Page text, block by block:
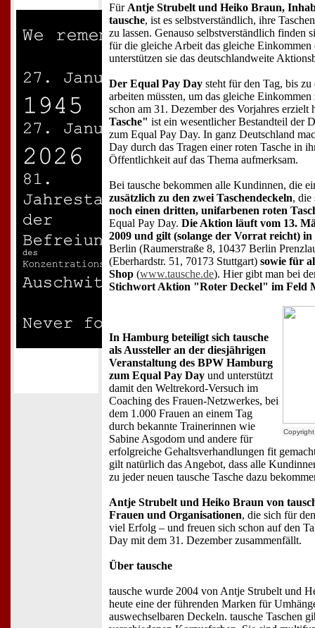
Für Antje Strubelt und Heiko Braun,
tausche, ist es selbstverständlich, ihre
zu lassen. Genauso selbstverständlich finden
für die gleiche Arbeit das gleiche Einkommen
unterstützen sie das deutschlandweite
Der Equal Pay Day steht für den Tag, bis
arbeiten müssten, um das gleiche
schon am 31. Dezember des Vorjahres erzielt
Tasche" ist ein wesentlicher Bestandteil der
zum Equal Pay Day. In ganz Deutschland
Day durch das Tragen einer roten Tasche in
Öffentlichkeit auf das Thema aufmerksam.
Bei tausche bekommen alle Kundinnen, die
zusätzlich zu den zwei Taschendeckeln, die
noch einen dritten, unifarbenen roten
Equal Pay Day. Die Aktion läuft vom 13.
2009 und gilt (solange der Vorrat reicht) in
Berlin (Raumerstraße 8, 10437 Berlin
(Eberhardstr. 51, 70173 Stuttgart) sowie für
Shop (www.tausche.de). Hier gibt man bei
Stichwort Aktion "Roter Deckel" im Feld
In Hamburg beteiligt sich tausche
als Aussteller an der diesjährigen
Veranstaltung des BPW Hamburg
zum Equal Pay Day und unterstützt
damit den Weltrekord-Versuch im
Coaching des Frauen-Netzwerkes, bei
dem 1.000 Frauen an einem Tag
durch bekannte Trainerinnen wie
Sabine Asgodom und andere für
erfolgreiche Gehaltsverhandlungen fit
gilt natürlich das Angebot, dass alle
zu jeder neuen tausche Tasche dazu
Antje Strubelt und Heiko Braun von
Frauen und Organisationen, die sich für
viel Erfolg – und freuen sich schon auf den
Day mit dem 31. Dezember zusammenfällt.
Über tausche
tausche wurde 2004 von Antje Strubelt und
heute eine der führenden Marken für
auswechselbaren Deckeln. tausche Taschen